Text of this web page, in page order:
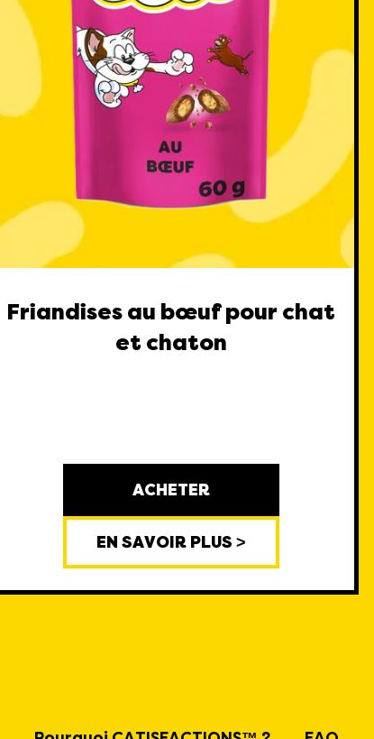
Friandises au bœuf pour chat
et chaton
ACHETER
EN SAVOIR PLUS >